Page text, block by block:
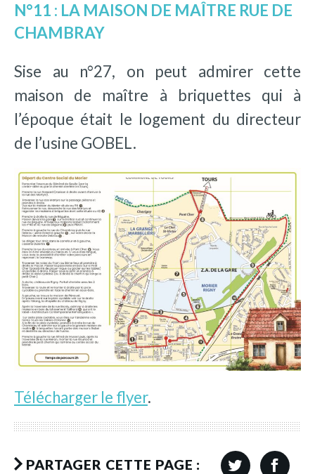
N°11 : LA MAISON DE MAÎTRE RUE DE
CHAMBRAY
Sise au n°27, on peut admirer cette
maison de maître à briquettes qui à
l’époque était le logement du directeur
de l’usine GOBEL.
Télécharger le flyer.
PARTAGER CETTE PAGE :